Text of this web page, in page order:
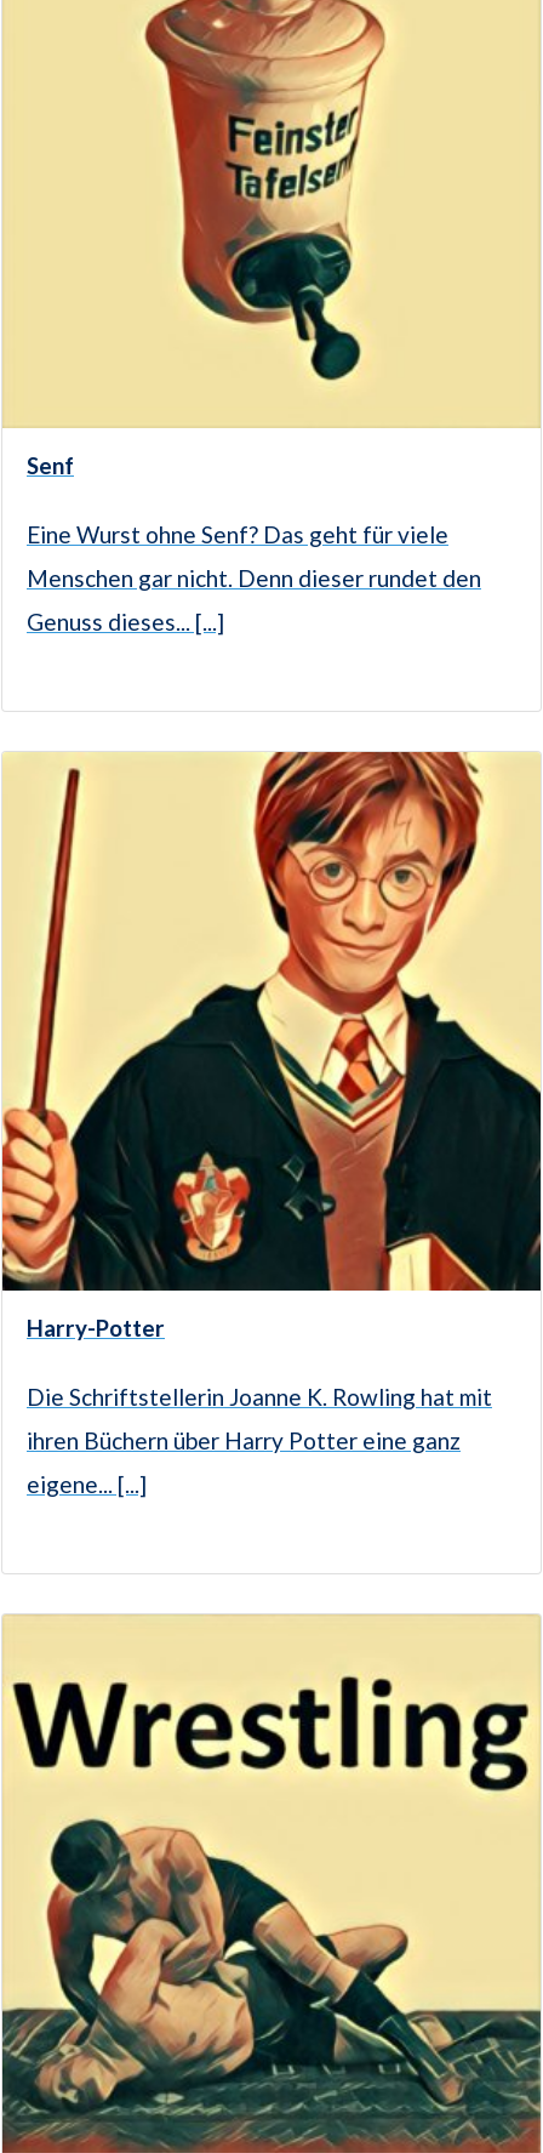
Senf
Eine Wurst ohne Senf? Das geht für viele
Menschen gar nicht. Denn dieser rundet den
Genuss dieses... [...]
Harry-Potter
Die Schriftstellerin Joanne K. Rowling hat mit
ihren Büchern über Harry Potter eine ganz
eigene... [...]